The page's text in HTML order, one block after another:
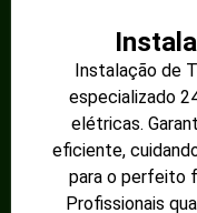
Instalação de
especializado
elétricas.
eficiente,
para o perfeito
Profissionais